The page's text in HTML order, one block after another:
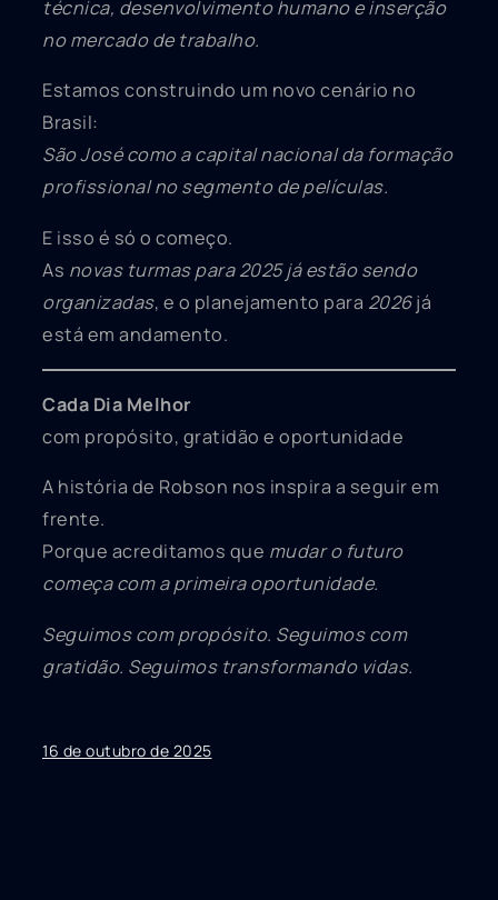
técnica, desenvolvimento humano e inserção
no mercado de trabalho.
Estamos construindo um novo cenário no
Brasil:
São José como a capital nacional da formação
profissional no segmento de películas.
E isso é só o começo.
As novas turmas para 2025 já estão sendo
organizadas, e o planejamento para 2026já
está em andamento.
Cada Dia Melhor
com propósito, gratidão e oportunidade
A história de Robson nos inspira a seguir em
frente.
Porque acreditamos que mudar o futuro
começa com a primeira oportunidade.
Seguimos com propósito. Seguimos com
gratidão. Seguimos transformando vidas.
16 de outubro de 2025